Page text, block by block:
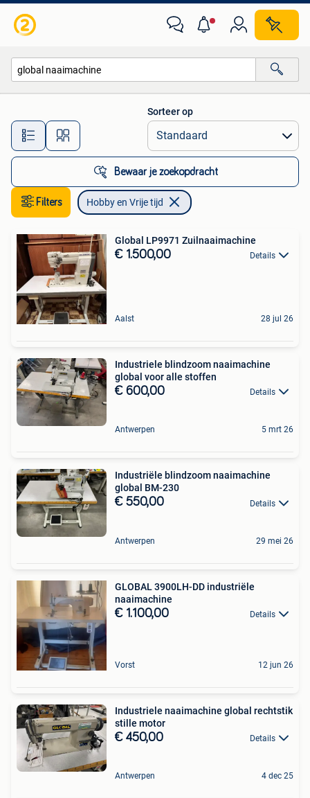
Alle afstanden…
Sorteer op
Bewaar je zoekopdracht
Filters Hobby en Vrije tijd
Global LP9971 Zuilnaaimachine
€ 1.500,00 Details
Aalst 28 jul 26
Industriele blindzoom naaimachine
global voor alle stoffen
€ 600,00 Details
Antwerpen 5 mrt 26
Industriële blindzoom naaimachine
global BM-230
€ 550,00 Details
Antwerpen 29 mei 26
GLOBAL 3900LH-DD industriële
naaimachine
€ 1.100,00 Details
Vorst 12 jun 26
Industriele naaimachine global rechtstik
stille motor
€ 450,00 Details
Antwerpen 4 dec 25